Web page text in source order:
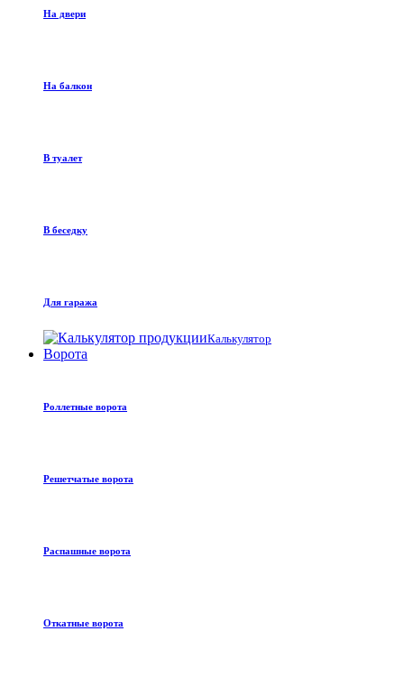
На двери
На балкон
В туалет
В беседку
Для гаража
Калькулятор
Ворота
Роллетные ворота
Решетчатые ворота
Распашные ворота
Откатные ворота